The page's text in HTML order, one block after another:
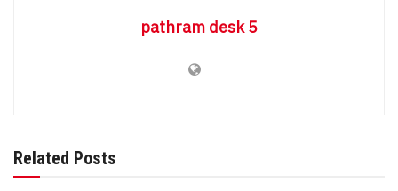
pathram desk 5
Related Posts